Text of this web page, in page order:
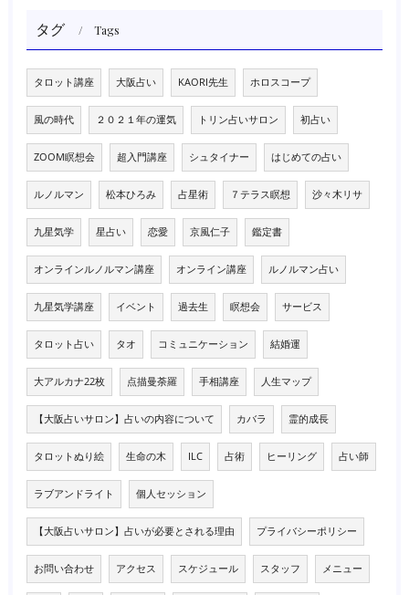
タグ Tags
タロット講座 大阪占い KAORI先生 ホロスコープ
風の時代 ２０２１年の運気 トリン占いサロン 初占い
ZOOM瞑想会 超入門講座 シュタイナー はじめての占い
ルノルマン 松本ひろみ 占星術 ７テラス瞑想 沙々木リサ
九星気学 星占い 恋愛 京風仁子 鑑定書
オンラインルノルマン講座 オンライン講座 ルノルマン占い
九星気学講座 イベント 過去生 瞑想会 サービス
タロット占い タオ コミュニケーション 結婚運
大アルカナ22枚 点描曼荼羅 手相講座 人生マップ
【大阪占いサロン】占いの内容について カバラ 霊的成長
タロットぬり絵 生命の木 ILC 占術 ヒーリング 占い師
ラブアンドライト 個人セッション
【大阪占いサロン】占いが必要とされる理由 プライバシーポリシー
お問い合わせ アクセス スケジュール スタッフ メニュー